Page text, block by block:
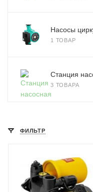
Насосы
1 ТОВАР
Станция
3 ТОВАРА
ФИЛЬТР